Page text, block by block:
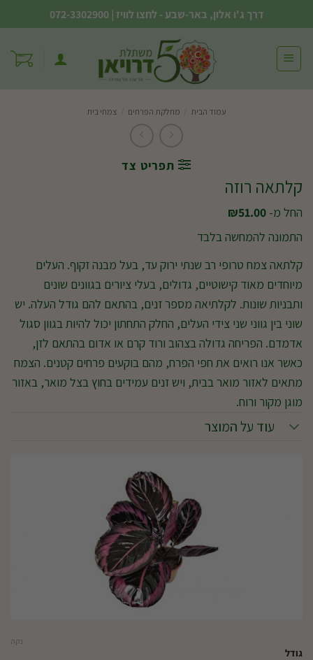
to
content
דרך ג'ו אלון, באר-שבע - לחצו לוויז |
072-3302900
עמוד הבית מחלקת הפרחים צמחי בית
תפריט צד
קלתאה רוזה
החל מ- ₪51.00
התמונה להמחשה בלבד
קלתאה צמח טרופי רב שנתי ירוק עד, בעל מבנה זקוף. העלים
מיוחדים מאוד קישוטיים, גדולים, בעלי ציורים בגוונים שונים
ותבניות שונות. לקלתיאה מספר זנים, בהתאם להם גודל העלה. יש
שוני בין גווני שני צידי העלים, החלק התחתון יכול להיות בגוון סגול
אדמדם. הפריחה גדולה בצהוב ורוד קרם או אדום בהתאם לזן,
כאשר אנו רואים את חפי הפרח, מהם בוקעים פרחים קטנים. הצמח
מתאים לאזור מואר בבית, ויש זנים עמידים בחוץ בצל מואר, באזור
מוגן מקור ורוח.
עוד על המוצר
גודל
נקה